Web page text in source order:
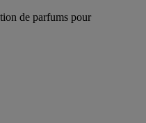
de parfums pour